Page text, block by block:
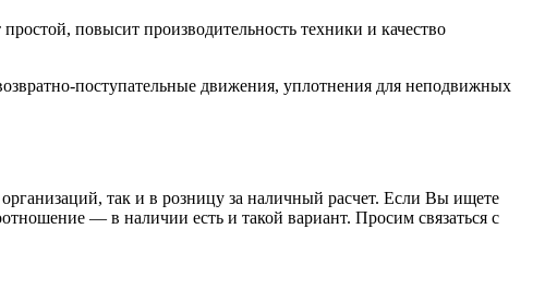
повысит производительность техники и качество
поступательные движения, уплотнения для неподвижных
так и в розницу за наличный расчет. Если Вы ищете
— в наличии есть и такой вариант. Просим связаться с